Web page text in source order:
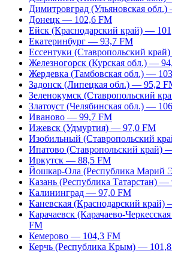
Димитровград (Ульяновская
Донецк — 102,6 FM
Ейск (Краснодарский край) —
Екатеринбург — 93,7 FM
Ессентуки (Ставропольский
Железногорск (Курская обл.) —
Жердевка (Тамбовская обл.) —
Задонск (Липецкая обл.) — 95,2
Зеленокумск (Ставропольский
Златоуст (Челябинская обл.) —
Иваново — 99,7 FM
Ижевск (Удмуртия) — 97,0 FM
Изобильный (Ставропольский
Ипатово (Ставропольский край)
Иркутск — 88,5 FM
Йошкар-Ола (Республика Марий
Казань (Республика Татарстан) —
Калининград — 97,0 FM
Каневская (Краснодарский край)
Карачаевск (Карачаево-
FM
Кемерово — 104,3 FM
Керчь (Республика Крым) —